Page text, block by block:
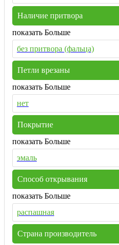
Наличие притвора
показать Больше
без притвора (фальца)
Петли врезаны
показать Больше
нет
Покрытие
показать Больше
эмаль
Способ открывания
показать Больше
распашная
Страна производитель